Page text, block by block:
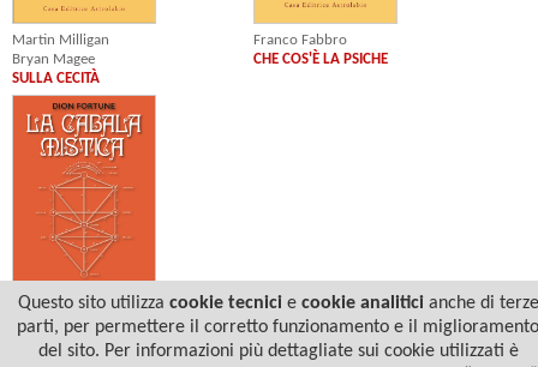
Martin Milligan
Bryan Magee
SULLA CECITÀ
Franco Fabbro
CHE COS'È LA PSICHE
Dion Fortune
LA CABALA MISTICA
Questo sito utilizza cookie tecnicie cookie analiticianche di terze
parti, per permettere il corretto funzionamento e il miglioramento
del sito. Per informazioni più dettagliate sui cookie utilizzati è